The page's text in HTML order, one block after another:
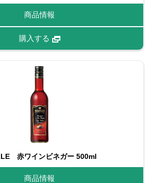
商品情報
購入する
赤ワインビネガー 500ml
商品情報